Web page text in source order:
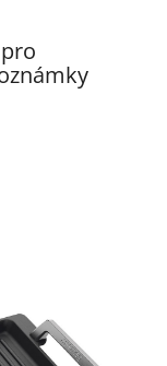
pro